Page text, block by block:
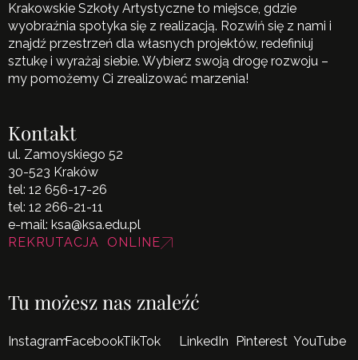
Krakowskie Szkoły Artystyczne to miejsce, gdzie
wyobraźnia spotyka się z realizacją. Rozwiń się z nami i
znajdź przestrzeń dla własnych projektów, redefiniuj
sztukę i wyrażaj siebie. Wybierz swoją drogę rozwoju –
my pomożemy Ci zrealizować marzenia!
Kontakt
ul. Zamoyskiego 52
30-523 Kraków
tel: 12 656-17-26
tel: 12 266-21-11
e-mail: ksa@ksa.edu.pl
REKRUTACJA ONLINE
Tu możesz nas znaleźć
InstagramFacebookTikTok LinkedIn Pinterest YouTube